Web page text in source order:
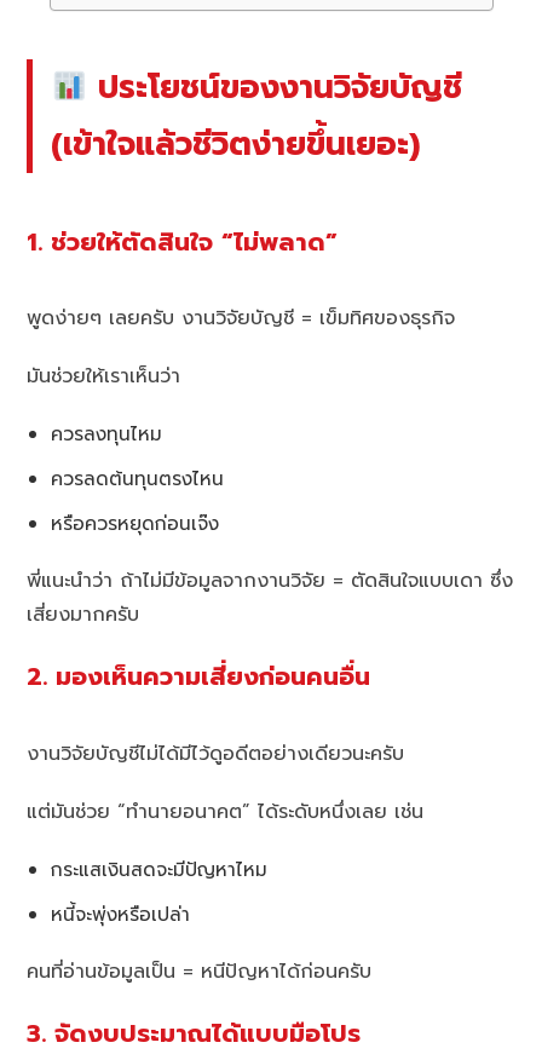
ประโยชน์ของงานวิจัยบัญชี
(เข้าใจแล้วชีวิตง่ายขึ้นเยอะ)
1. ช่วยให้ตัดสินใจ “ไม่พลาด”
พูดง่ายๆ เลยครับ งานวิจัยบัญชี = เข็มทิศของธุรกิจ
มันช่วยให้เราเห็นว่า
ควรลงทุนไหม
ควรลดต้นทุนตรงไหน
หรือควรหยุดก่อนเจ๊ง
พี่แนะนำว่า ถ้าไม่มีข้อมูลจากงานวิจัย = ตัดสินใจแบบเดา ซึ่ง
เสี่ยงมากครับ
2. มองเห็นความเสี่ยงก่อนคนอื่น
งานวิจัยบัญชีไม่ได้มีไว้ดูอดีตอย่างเดียวนะครับ
แต่มันช่วย “ทำนายอนาคต” ได้ระดับหนึ่งเลย เช่น
กระแสเงินสดจะมีปัญหาไหม
หนี้จะพุ่งหรือเปล่า
คนที่อ่านข้อมูลเป็น = หนีปัญหาได้ก่อนครับ
3. จัดงบประมาณได้แบบมือโปร